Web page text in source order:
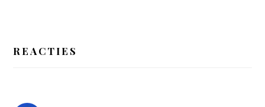
INTERACTIES
REACTIES